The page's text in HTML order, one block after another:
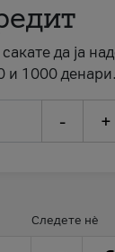
сакате да ја
и 1000 денари.
- +
Следете нè